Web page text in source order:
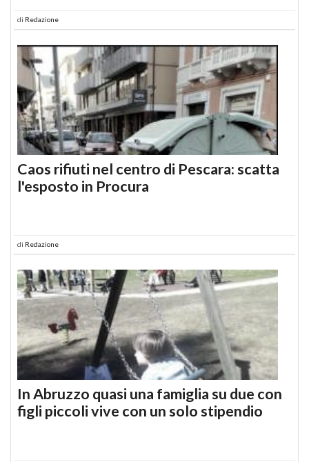
di Redazione
Caos rifiuti nel centro di Pescara: scatta
l'esposto in Procura
di Redazione
In Abruzzo quasi una famiglia su due con
figli piccoli vive con un solo stipendio